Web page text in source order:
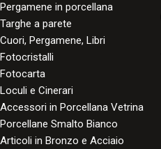
Pergamene in porcellana
Targhe a parete
Cuori, Pergamene, Libri
Fotocristalli
Fotocarta
Loculi e Cinerari
Accessori in Porcellana Vetrina
Porcellane Smalto Bianco
Articoli in Bronzo e Acciaio